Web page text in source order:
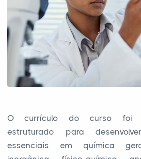
O currículo do curso foi
estruturado para
essenciais em química